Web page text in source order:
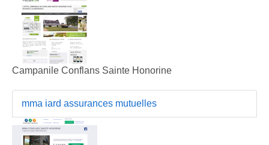
Campanile Conflans Sainte Honorine
mma iard assurances mutuelles